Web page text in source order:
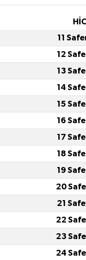
11
12
13
14
15
16
17
18
19
20
21
22
23
24